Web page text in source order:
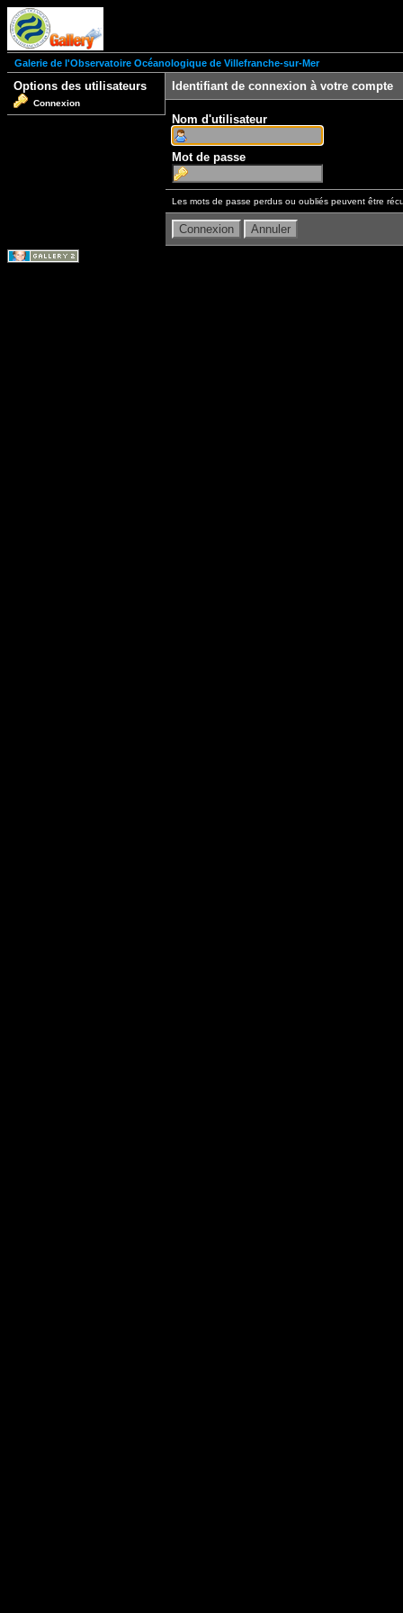
Galerie de l'Observatoire Océanologique de Villefranche-sur-Mer
Options des utilisateurs
Connexion
Identifiant de connexion à votre compte
Nom d'utilisateur
Mot de passe
Les mots de passe perdus ou oubliés peuvent être